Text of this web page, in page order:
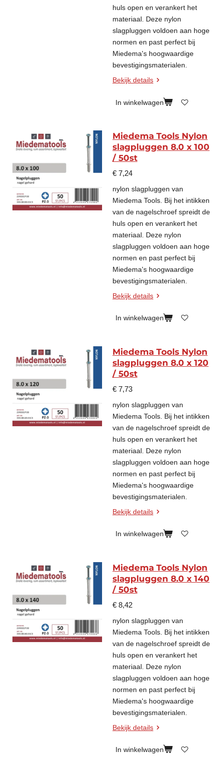
huls open en verankert het
materiaal. Deze nylon
slagpluggen voldoen aan hoge
normen en past perfect bij
Miedema's hoogwaardige
bevestigingsmaterialen.
Bekijk details
In winkelwagen
Miedema Tools Nylon
slagpluggen 8.0 x 100
/ 50st
€ 7,24
nylon slagpluggen van
Miedema Tools. Bij het intikken
van de nagelschroef spreidt de
huls open en verankert het
materiaal. Deze nylon
slagpluggen voldoen aan hoge
normen en past perfect bij
Miedema's hoogwaardige
bevestigingsmaterialen.
Bekijk details
In winkelwagen
Miedema Tools Nylon
slagpluggen 8.0 x 120
/ 50st
€ 7,73
nylon slagpluggen van
Miedema Tools. Bij het intikken
van de nagelschroef spreidt de
huls open en verankert het
materiaal. Deze nylon
slagpluggen voldoen aan hoge
normen en past perfect bij
Miedema's hoogwaardige
bevestigingsmaterialen.
Bekijk details
In winkelwagen
Miedema Tools Nylon
slagpluggen 8.0 x 140
/ 50st
€ 8,42
nylon slagpluggen van
Miedema Tools. Bij het intikken
van de nagelschroef spreidt de
huls open en verankert het
materiaal. Deze nylon
slagpluggen voldoen aan hoge
normen en past perfect bij
Miedema's hoogwaardige
bevestigingsmaterialen.
Bekijk details
In winkelwagen